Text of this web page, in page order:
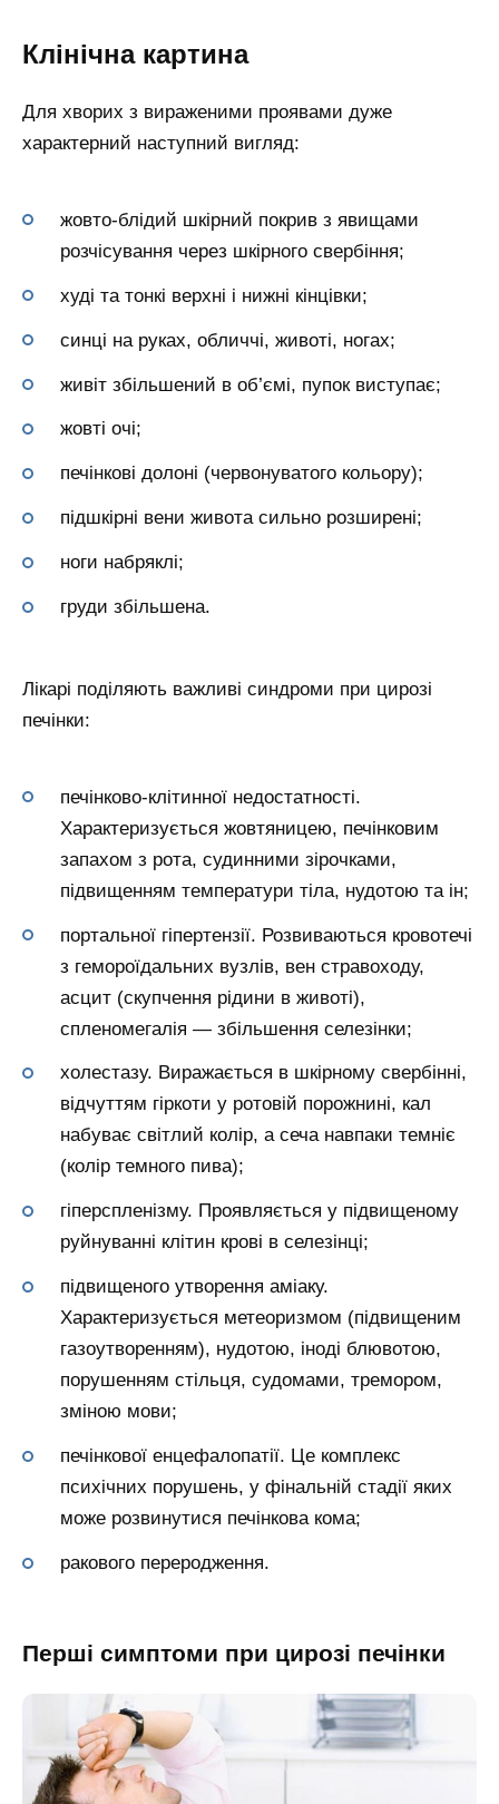
Клінічна картина
Для хворих з вираженими проявами дуже
характерний наступний вигляд:
жовто-блідий шкірний покрив з явищами
розчісування через шкірного свербіння;
худі та тонкі верхні і нижні кінцівки;
синці на руках, обличчі, животі, ногах;
живіт збільшений в об’ємі, пупок виступає;
жовті очі;
печінкові долоні (червонуватого кольору);
підшкірні вени живота сильно розширені;
ноги набряклі;
груди збільшена.
Лікарі поділяють важливі синдроми при цирозі
печінки:
печінково-клітинної недостатності.
Характеризується жовтяницею, печінковим
запахом з рота, судинними зірочками,
підвищенням температури тіла, нудотою та ін;
портальної гіпертензії. Розвиваються кровотечі
з гемороїдальних вузлів, вен стравоходу,
асцит (скупчення рідини в животі),
спленомегалія — збільшення селезінки;
холестазу. Виражається в шкірному свербінні,
відчуттям гіркоти у ротовій порожнині, кал
набуває світлий колір, а сеча навпаки темніє
(колір темного пива);
гіперспленізму. Проявляється у підвищеному
руйнуванні клітин крові в селезінці;
підвищеного утворення аміаку.
Характеризується метеоризмом (підвищеним
газоутворенням), нудотою, іноді блювотою,
порушенням стільця, судомами, тремором,
зміною мови;
печінкової енцефалопатії. Це комплекс
психічних порушень, у фінальній стадії яких
може розвинутися печінкова кома;
ракового переродження.
Перші симптоми при цирозі печінки